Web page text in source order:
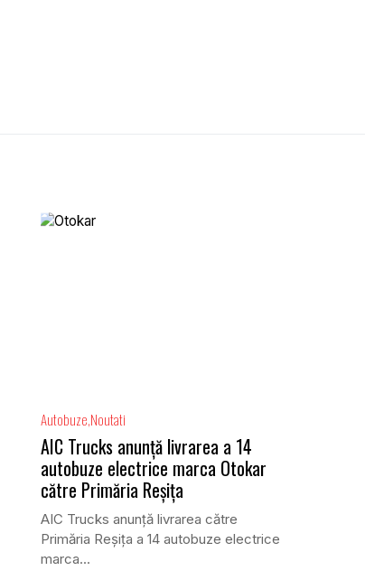
Autobuze Noutati
AIC Trucks anunță livrarea a 14
autobuze electrice marca Otokar
către Primăria Reșița
AIC Trucks anunță livrarea către
Primăria Reșița a 14 autobuze electrice
marca...